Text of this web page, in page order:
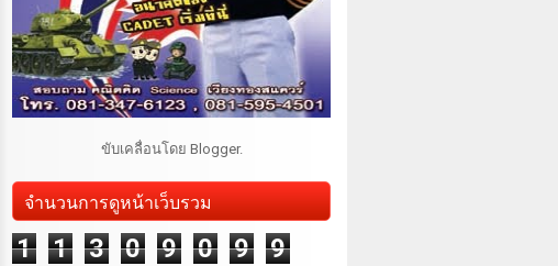
ขับเคลื่อนโดย Blogger.
จำนวนการดูหน้าเว็บรวม
1 1 3 0 9 0 9 9